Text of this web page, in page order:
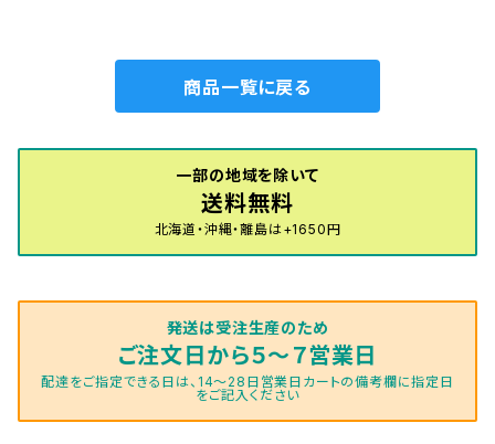
商品一覧に戻る
一部の地域を除いて
送料無料
北海道・沖縄・離島は+1650円
発送は受注生産のため
ご注文日から５～７営業日
配達をご指定できる日は、14～28日営業日カートの備考欄に指定日
をご記入ください